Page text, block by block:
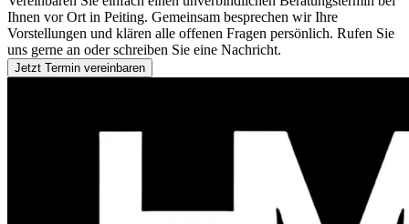
Ihnen vor Ort in Peiting. Gemeinsam besprechen wir Ihre
Vorstellungen und klären alle offenen Fragen persönlich. Rufen Sie
uns gerne an oder schreiben Sie eine Nachricht.
Jetzt Termin vereinbaren